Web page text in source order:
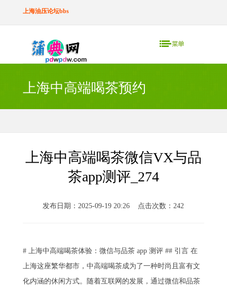
上海油压论坛bbs
上海中高端喝茶预约
上海中高端喝茶微信VX与品
茶app测评_274
发布日期：2025-09-19 20:26 点击次数：242
# 上海中高端喝茶体验：微信与品茶 app 测评 ## 引言 在
上海这座繁华都市，中高端喝茶成为了一种时尚且富有文
化内涵的休闲方式。随着互联网的发展，通过微信和品茶